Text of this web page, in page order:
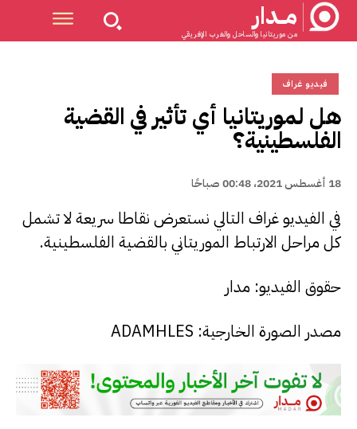
مــدار
من موريتانيا والساحل والغرب الإفريقي
فيديو غراف
هل لموريتانيا أي تأثير في القضية
الفلسطينية؟
18 أغسطس 2021، 00:48 صباحًا
في الفيديو غراف التالي نستعرض نقاطا سريعة لا تشمل
كل مراحل الارتباط الموريتاني بالقضية الفلسطينية.
حقوق الفيديو: مدار
مصدر الصورة الخارجية: ADAMHLES